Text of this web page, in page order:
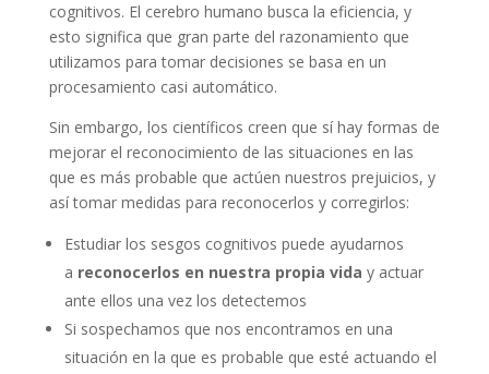
cognitivos. El cerebro humano busca la eficiencia, y
esto significa que gran parte del razonamiento que
utilizamos para tomar decisiones se basa en un
procesamiento casi automático.
Sin embargo, los científicos creen que sí hay formas de
mejorar el reconocimiento de las situaciones en las
que es más probable que actúen nuestros prejuicios, y
así tomar medidas para reconocerlos y corregirlos:
Estudiar los sesgos cognitivos puede ayudarnos
a reconocerlos en nuestra propia vida y actuar
ante ellos una vez los detectemos
Si sospechamos que nos encontramos en una
situación en la que es probable que esté actuando el